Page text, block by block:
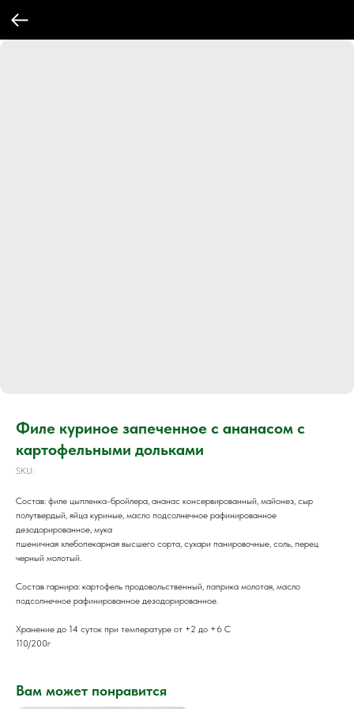
Филе куриное запеченное с ананасом с
картофельными дольками
SKU:
Состав: филе цыпленка-бройлера, ананас консервированный, майонез, сыр
полутвердый, яйца куриные, масло подсолнечное рафинированное
дезодорированное, мука
пшеничная хлебопекарная высшего сорта, сухари панировочные, соль, перец
черный молотый.
Состав гарнира: картофель продовольственный, паприка молотая, масло
подсолнечное рафинированное дезодорированное.
Хранение до 14 суток при температуре от +2 до +6 С
110/200г
Вам может понравится